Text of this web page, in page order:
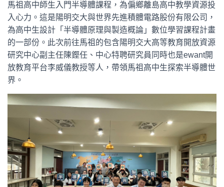
馬祖高中師生入門半導體課程，為偏鄉離島高中教學資源投
入心力。這是陽明交大與世界先進積體電路股份有限公司，
為高中生設計「半導體原理與製造概論」數位學習課程計畫
的一部份。此次前往馬祖的包含陽明交大高等教育開放資源
研究中心副主任陳鏗任、中心特聘研究員同時也是ewant開
放教育平台李威儀教授等人，帶領馬祖高中生探索半導體世
界。